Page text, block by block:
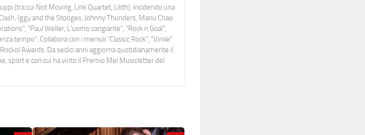
(tra cui Not Moving, Link Quartet, Lilith), incidendo una
Iggy and the Stooges, Johnny Thunders, Manu Chao
"Paul Weller, L’uomo cangiante", "Rock n Goal",
tempo". Collabora con i mensili “Classic Rock”, "Vinile"
Awards. Da sedici anni aggiorna quotidianamente il
sport e con cui ha vinto il Premio Mei Musicletter del